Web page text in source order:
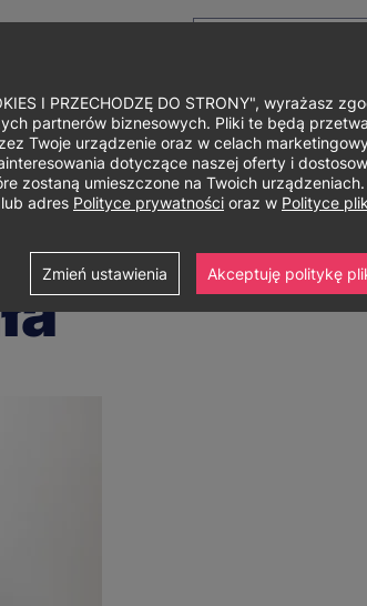
Główne
menu
O uniwersytecie
I PRZECHODZĘ DO STRONY",
partnerów biznesowych. Pliki te będą
Twoje urządzenie oraz w celach
dotyczące naszej oferty i
zostaną umieszczone na Twoich
lub adres Polityce prywatności oraz w Polityce
Zmień ustawienia Akceptuję politykę